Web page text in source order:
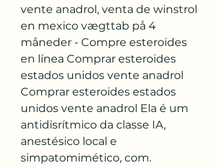
vente anadrol, venta de winstrol
en mexico vægttab på 4
måneder - Compre esteroides
en línea Comprar esteroides
estados unidos vente anadrol
Comprar esteroides estados
unidos vente anadrol Ela é um
antidisrítmico da classe IA,
anestésico local e
simpatomimético, com.